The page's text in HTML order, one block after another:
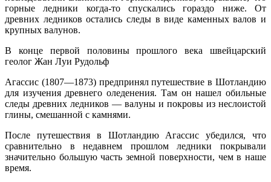
горные ледники когда-то спускались гораздо ниже. От
древних ледников остались следы в виде каменных валов и
крупных валунов.
В конце первой половины прошлого века швейцарский
геолог Жан Луи Рудольф
Агассис (1807—1873) предпринял путешествие в Шотландию
для изучения древнего оледенения. Там он нашел обильные
следы древних ледников — валуны и покровы из неслоистой
глины, смешанной с камнями.
После путешествия в Шотландию Агассис убедился, что
сравнительно в недавнем прошлом ледники покрывали
значительно большую часть земной поверхности, чем в наше
время.